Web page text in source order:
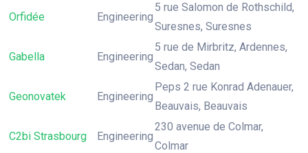
Orfidée Engineering
5 rue Salomon de Rothschild,
Suresnes, Suresnes
Gabella Engineering
5 rue de Mirbritz, Ardennes,
Sedan, Sedan
Geonovatek Engineering
Peps 2 rue Konrad Adenauer,
Beauvais, Beauvais
C2bi Strasbourg Engineering
230 avenue de Colmar,
Colmar